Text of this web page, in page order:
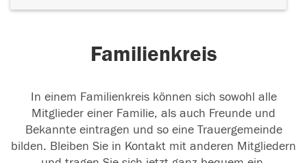
Familienkreis
In einem Familienkreis können sich sowohl alle
Mitglieder einer Familie, als auch Freunde und
Bekannte eintragen und so eine Trauergemeinde
bilden. Bleiben Sie in Kontakt mit anderen Mitgliedern